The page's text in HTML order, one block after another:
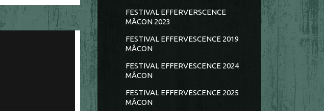
FESTIVAL EFFERVERSCENCE
MÂCON 2023
FESTIVAL EFFERVESCENCE 2019
MÂCON
FESTIVAL EFFERVESCENCE 2024
MÂCON
FESTIVAL EFFERVESCENCE 2025
MÂCON